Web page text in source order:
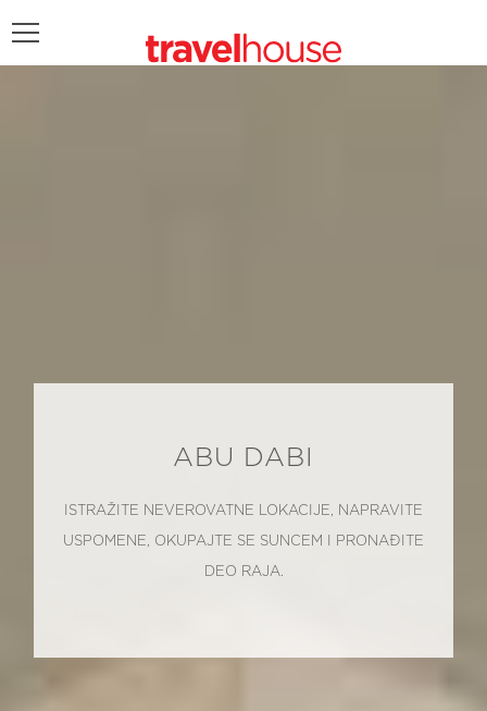
ABU DABI
ISTRAŽITE NEVEROVATNE LOKACIJE, NAPRAVITE
USPOMENE, OKUPAJTE SE SUNCEM I PRONAĐITE
DEO RAJA.